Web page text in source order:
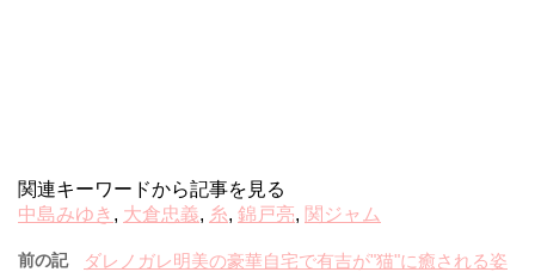
関連キーワードから記事を見る
中島みゆき , 大倉忠義, 糸, 錦戸亮, 関ジャム
前の記
ダレノガレ明美の豪華自宅で有吉が"猫"に癒される姿